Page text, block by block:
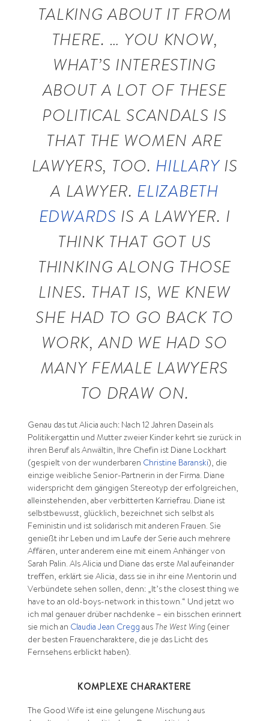
TALKING ABOUT IT FROM
THERE. … YOU KNOW,
WHAT’S INTERESTING
ABOUT A LOT OF THESE
POLITICAL SCANDALS IS
THAT THE WOMEN ARE
LAWYERS, TOO. HILLARY IS
A LAWYER. ELIZABETH
EDWARDS IS A LAWYER. I
THINK THAT GOT US
THINKING ALONG THOSE
LINES. THAT IS, WE KNEW
SHE HAD TO GO BACK TO
WORK, AND WE HAD SO
MANY FEMALE LAWYERS
TO DRAW ON.
Genau das tut Alicia auch: Nach 12 Jahren Dasein als
Politikergattin und Mutter zweier Kinder kehrt sie zurück in
ihren Beruf als Anwältin, Ihre Chefin ist Diane Lockhart
(gespielt von der wunderbaren Christine Baranski), die
einzige weibliche Senior-Partnerin in der Firma. Diane
widerspricht dem gängigen Stereotyp der erfolgreichen,
alleinstehenden, aber verbitterten Karriefrau. Diane ist
selbstbewusst, glücklich, bezeichnet sich selbst als
Feministin und ist solidarisch mit anderen Frauen. Sie
genießt ihr Leben und im Laufe der Serie auch mehrere
Affären, unter anderem eine mit einem Anhänger von
Sarah Palin. Als Alicia und Diane das erste Mal aufeinander
treffen, erklärt sie Alicia, dass sie in ihr eine Mentorin und
Verbündete sehen sollen, denn: „It’s the closest thing we
have to an old-boys-network in this town.“ Und jetzt wo
ich mal genauer drüber nachdenke – ein bisschen erinnert
sie mich an Claudia Jean Cregg aus The West Wing(einer
der besten Frauencharaktere, die je das Licht des
Fernsehens erblickt haben).
KOMPLEXE CHARAKTERE
The Good Wife ist eine gelungene Mischung aus